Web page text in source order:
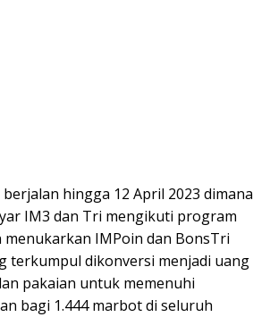
hingga 12 April 2023 dimana
IM3 dan Tri mengikuti program
menukarkan IMPoin dan BonsTri
terkumpul dikonversi menjadi uang
pakaian untuk memenuhi
bagi 1.444 marbot di seluruh